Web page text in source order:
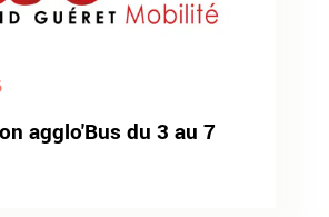
agglo'Bus du 3 au 7